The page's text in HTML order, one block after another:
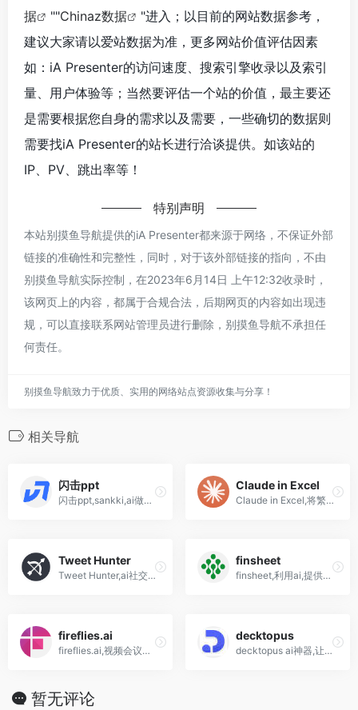
据
""Chinaz数据
"进入；以目前的网站数据参考，
建议大家请以爱站数据为准，更多网站价值评估因素
如：iA Presenter的访问速度、搜索引擎收录以及索引
量、用户体验等；当然要评估一个站的价值，最主要还
是需要根据您自身的需求以及需要，一些确切的数据则
需要找iA Presenter的站长进行洽谈提供。如该站的
IP、PV、跳出率等！
特别声明
本站别摸鱼导航提供的iA Presenter都来源于网络，不保证外部
链接的准确性和完整性，同时，对于该外部链接的指向，不由
别摸鱼导航实际控制，在2023年6月14日 上午12:32收录时，
该网页上的内容，都属于合规合法，后期网页的内容如出现违
规，可以直接联系网站管理员进行删除，别摸鱼导航不承担任
何责任。
别摸鱼导航致力于优质、实用的网络站点资源收集与分享！
相关导航
闪击ppt
闪击ppt,sankki,ai做ppt网站,人工智能一键自动生成
Claude in Excel
Claude in Excel,将繁琐的数据分析转变为直观的视觉洞察
Tweet Hunter
Tweet Hunter,ai社交媒体助手服务,Twitter灵感写作工具
finsheet
finsheet,利用ai,提供获得最高质量的全球股票、外汇和 密码数据
fireflies.ai
fireflies.ai,视频会议助手,专业的智能会议记录工具
decktopus
decktopus ai神器,让专业PPT 制作触手可得,无需设计经验,快速生成演示文稿
暂无评论